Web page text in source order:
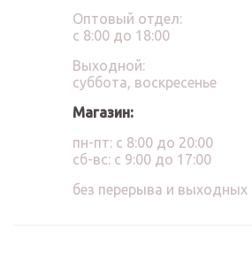
Оптовый отдел:
с 8:00 до 18:00
Выходной:
суббота, воскресенье
Магазин:
пн-пт: с 8:00 до 20:00
сб-вс: с 9:00 до 17:00
без перерыва и выходных